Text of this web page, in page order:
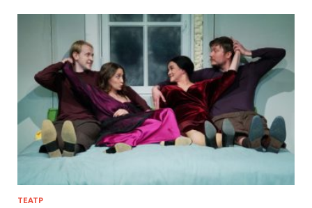
ТЕАТР